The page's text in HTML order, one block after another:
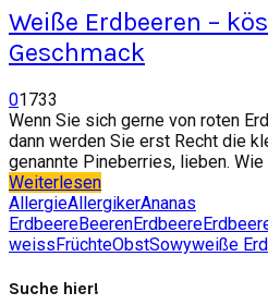
Weiße Erdbeeren –
Geschmack
01733
Wenn Sie sich gerne von roten
dann werden Sie erst Recht die
genannte Pineberries, lieben. Wie
Weiterlesen
AllergieAllergikerAnanas
ErdbeereBeerenErdbeere
weissFrüchteObstSowyweiße
Suche hier!